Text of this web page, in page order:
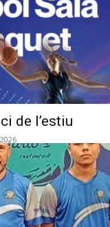
de l’estiu